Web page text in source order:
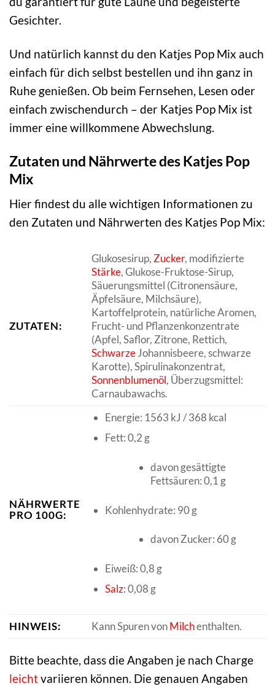
Gesichter.
Und natürlich kannst du den Katjes Pop Mix auch
einfach für dich selbst bestellen und ihn ganz in
Ruhe genießen. Ob beim Fernsehen, Lesen oder
einfach zwischendurch – der Katjes Pop Mix ist
immer eine willkommene Abwechslung.
Zutaten und Nährwerte des Katjes Pop
Mix
Hier findest du alle wichtigen Informationen zu
den Zutaten und Nährwerten des Katjes Pop Mix:
ZUTATEN:
Glukosesirup,Zucker, modifizierte
Stärke, Glukose-Fruktose-Sirup,
Säuerungsmittel (Citronensäure,
Äpfelsäure, Milchsäure),
Kartoffelprotein, natürliche Aromen,
Frucht- und Pflanzenkonzentrate
(Apfel, Saflor, Zitrone, Rettich,
SchwarzeJohannisbeere, schwarze
Karotte), Spirulinakonzentrat,
Sonnenblumenöl, Überzugsmittel:
Carnaubawachs.
NÄHRWERTE
PRO 100G:
Energie: 1563 kJ / 368 kcal
Fett: 0,2 g
davon gesättigte
Fettsäuren: 0,1 g
Kohlenhydrate: 90 g
davon Zucker: 60 g
Eiweiß: 0,8 g
Salz: 0,08 g
HINWEIS: Kann Spuren vonMilchenthalten.
Bitte beachte, dass die Angaben je nach Charge
leichtvariieren können. Die genauen Angaben